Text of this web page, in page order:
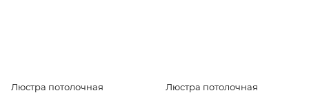
Люстра потолочная
Люстра потолочная